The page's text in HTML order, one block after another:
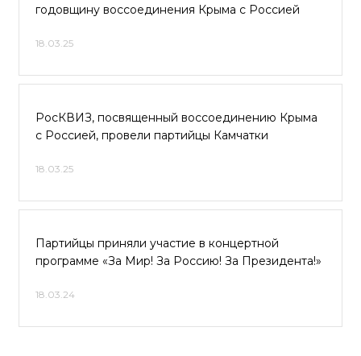
годовщину воссоединения Крыма с Россией
18.03.25
РосКВИЗ, посвященный воссоединению Крыма
с Россией, провели партийцы Камчатки
18.03.25
Партийцы приняли участие в концертной
программе «За Мир! За Россию! За Президента!»
18.03.24